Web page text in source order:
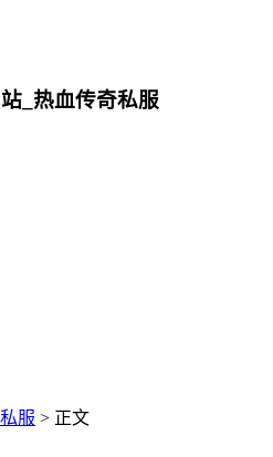
_热血传奇私服
服 > 正文